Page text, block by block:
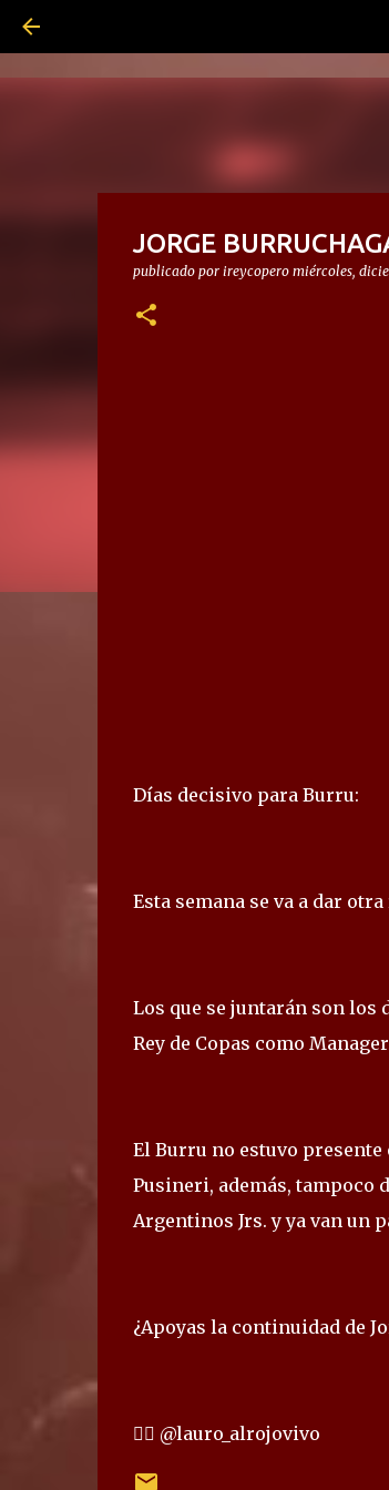
JORGE
publicado por ireycopero miércoles,
Días decisivo para Burru:
Esta semana se va a dar
Los que se juntarán son los
Rey de Copas como
El Burru no estuvo
Pusineri, además, tampoco
Argentinos Jrs. y ya van un
¿Apoyas la continuidad de
✍🏻 @lauro_alrojovivo